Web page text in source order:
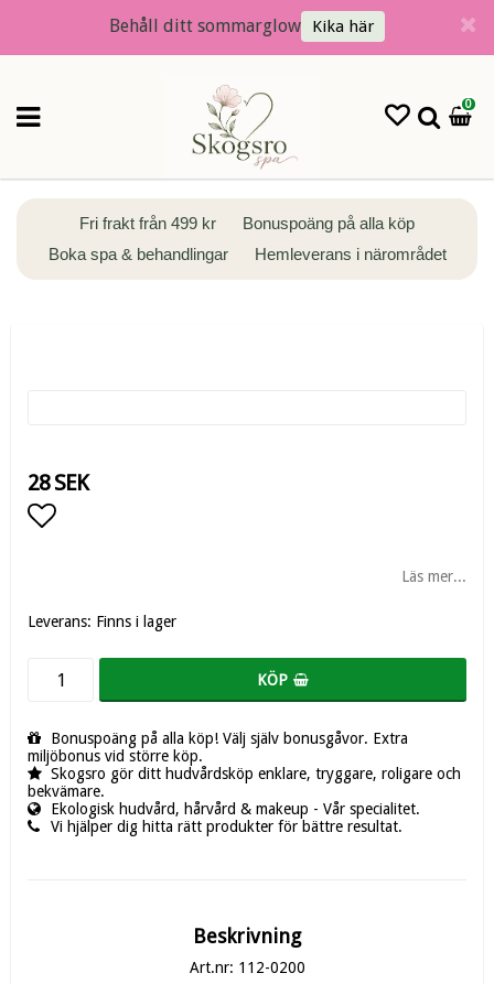
Behåll ditt sommarglow Kika här
0
Fri frakt från 499 kr
Bonuspoäng på alla köp
Boka spa & behandlingar
Hemleverans i närområdet
28 SEK
Läs mer...
Leverans: Finns i lager
KÖP
Bonuspoäng på alla köp! Välj själv bonusgåvor. Extra
miljöbonus vid större köp.
Skogsro gör ditt hudvårdsköp enklare, tryggare, roligare och
bekvämare.
Ekologisk hudvård, hårvård & makeup - Vår specialitet.
Vi hjälper dig hitta rätt produkter för bättre resultat.
Beskrivning
Art.nr: 112-0200